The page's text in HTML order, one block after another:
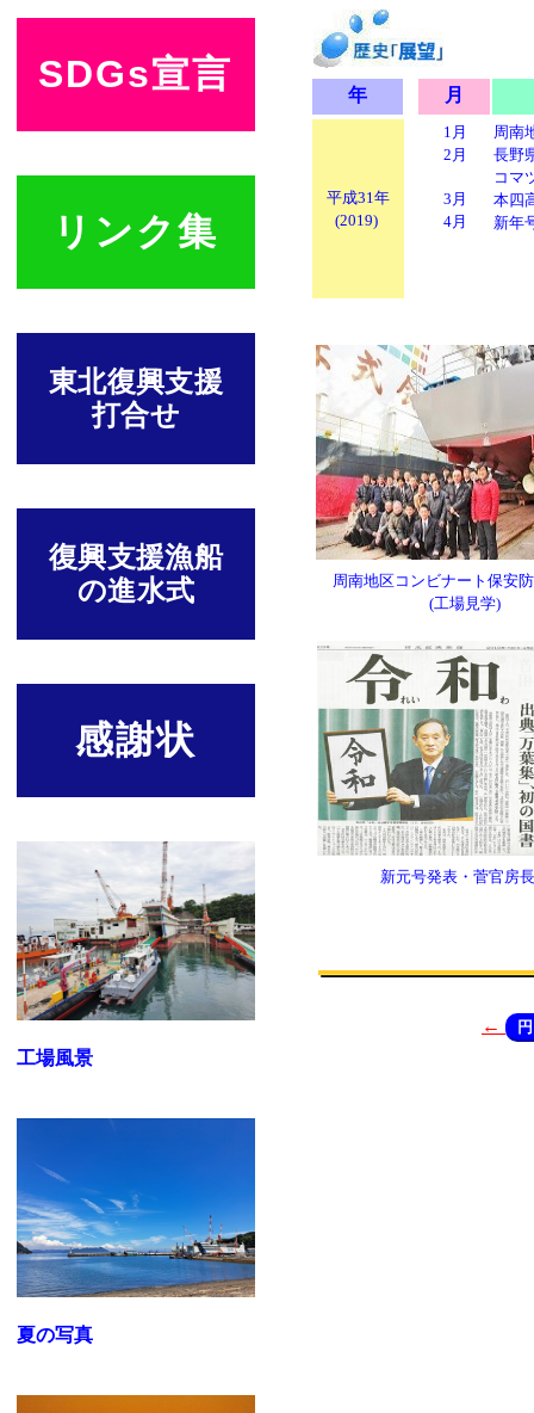
SDGs宣言
リンク集
東北復興支援
打合せ
復興支援漁船
の進水式
感謝状
工場風景
夏の写真
年 月
平成31年
(2019)
1月
2月
3月
4月
周南
長野
コマ
本四
新年
周南地区コンビナート保安
(工場見学)
新元号発表・菅官房
←